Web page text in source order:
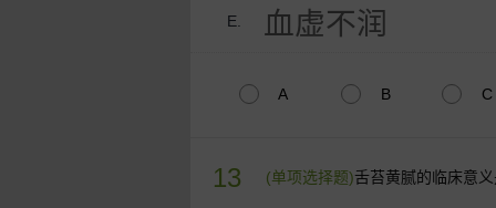
E. 血虚不润
A B C
13 (单项选择题)舌苔黄腻的临床意